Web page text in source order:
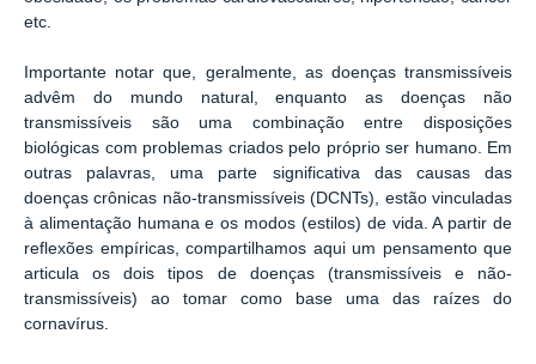
etc.
Importante notar que, geralmente, as doenças transmissíveis
advêm do mundo natural, enquanto as doenças não
transmissíveis são uma combinação entre disposições
biológicas com problemas criados pelo próprio ser humano. Em
outras palavras, uma parte significativa das causas das
doenças crônicas não-transmissíveis (DCNTs), estão vinculadas
à alimentação humana e os modos (estilos) de vida. A partir de
reflexões empíricas, compartilhamos aqui um pensamento que
articula os dois tipos de doenças (transmissíveis e não-
transmissíveis) ao tomar como base uma das raízes do
cornavírus.